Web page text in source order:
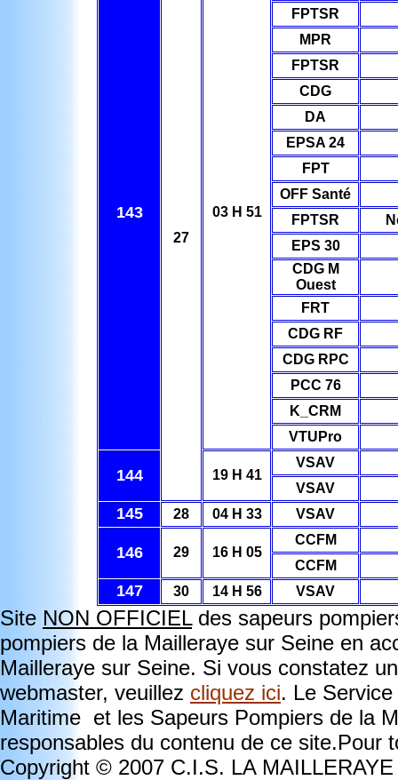
143
27
03 H 51
FPTSR
MPR
FPTSR
CDG
DA
EPSA 24
FPT
OFF Santé
FPTSR
EPS 30
CDG M
Ouest
FRT
CDG RF
CDG RPC
PCC 76
K_CRM
VTUPro
144 19 H 41
VSAV
VSAV
145 28 04 H 33 VSAV
146 29 16 H 05
CCFM
CCFM
147 30 14 H 56 VSAV
Site NON OFFICIELdes sapeurs
pompiers de la Mailleraye sur Seine en
Mailleraye sur Seine. Si vous constatez
webmaster, veuillez cliquez ici. Le
Maritime et les Sapeurs Pompiers de la
responsables du contenu de ce site.Pour
Copyright © 2007 C.I.S. LA